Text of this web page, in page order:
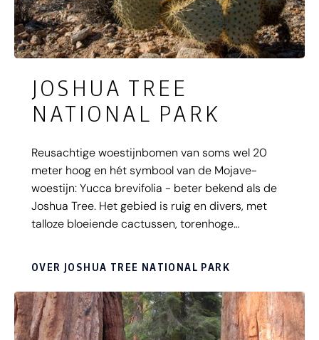
JOSHUA TREE
NATIONAL PARK
Reusachtige woestijnbomen van soms wel 20
meter hoog en hét symbool van de Mojave-
woestijn: Yucca brevifolia - beter bekend als de
Joshua Tree. Het gebied is ruig en divers, met
talloze bloeiende cactussen, torenhoge
albumhoes van U2. Mis ook zéker niet de grote,
roodbruine ronde rotsblokken verspreid over de
vlaktes van Joshua Tree. Of je nu komt voor een
inspannende hike, de vredige natuur of een
OVER JOSHUA TREE NATIONAL PARK